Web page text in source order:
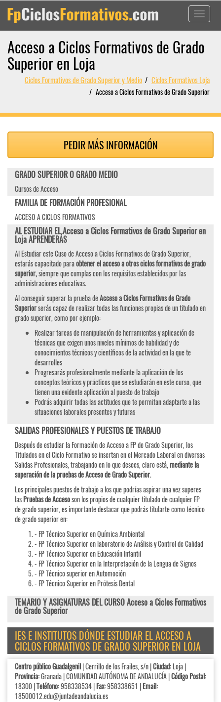
Toggle
Acceso a Ciclos Formativos de Grado
Superior en Loja
Ciclos Formativos de Grado Superior y Medio Ciclos Formativos Loja
Acceso a Ciclos Formativos de Grado Superior
PEDIR MÁS INFORMACIÓN
GRADO SUPERIOR O GRADO MEDIO
Cursos de Acceso
FAMILIA DE FORMACIÓN PROFESIONAL
ACCESO A CICLOS FORMATIVOS
AL ESTUDIAR EL Acceso a Ciclos Formativos de Grado Superior en
Loja APRENDERÁS
Al Estudiar este Cuso de Acceso a Ciclos Formativos de Grado Superior,
estarás capacitado paraobtener el acceso a otros ciclos formativos de grado
superior,siempre que cumplas con los requisitos establecidos por las
administraciones educativas.
Al conseguir superar la prueba deAcceso a Ciclos Formativos de Grado
Superiorserás capaz de realizar todas las funciones propias de un titulado en
grado superior, como por ejemplo:
Realizar tareas de manipulación de herramientas y aplicación de
técnicas que exigen unos niveles mínimos de habilidad y de
conocimientos técnicos y científicos de la actividad en la que te
desarrolles
Progresarás profesionalmente mediante la aplicación de los
conceptos teóricos y prácticos que se estudiarán en este curso, que
tienen una evidente aplicación al puesto de trabajo
Podrás adquirir todas las actitudes que te permitan adaptarte a las
situaciones laborales presentes y futuras
SALIDAS PROFESIONALES Y PUESTOS DE TRABAJO
Después de estudiar la Formación de Acceso a FP de Grado Superior, los
Titulados en el Ciclo Formativo se insertan en el Mercado Laboral en diversas
Salidas Profesionales, trabajando en lo que desees, claro está,mediante la
superación de la pruebas de Acceso de Grado Superior.
Los principales puestos de trabajo a los que podrías aspirar una vez superes
lasPruebas deAccesoson los propios de cualquier titulado de cualquier FP
de grado superior, es importante destacar que podrás titularte como técnico
de grado superior en:
- FP Técnico Superior en Química Ambiental
- FP Técnico Superior en laboratorio de Análisis y Control de Calidad
- FP Técnico Superior en Educación Infantil
- FP Técnico Superior en la Interpretación de la Lengua de Signos
- FP Técnico superior en Automoción
- FP Técnico Superior en Prótesis Dental
TEMARIO Y ASIGNATURAS DEL CURSO Acceso a Ciclos Formativos
de Grado Superior
IES E INSTITUTOS DÓNDE ESTUDIAR EL ACCESO A
CICLOS FORMATIVOS DE GRADO SUPERIOR EN LOJA
Centro público Guadalgenil| Cerrillo de los Frailes, s/n |Ciudad:Loja |
Provincia:Granada | COMUNIDAD AUTÓNOMA DE ANDALUCÍA |Código Postal:
18300 |Teléfono:958338534 |Fax:958338651 |Email:
18500012.edu@juntadeandalucia.es